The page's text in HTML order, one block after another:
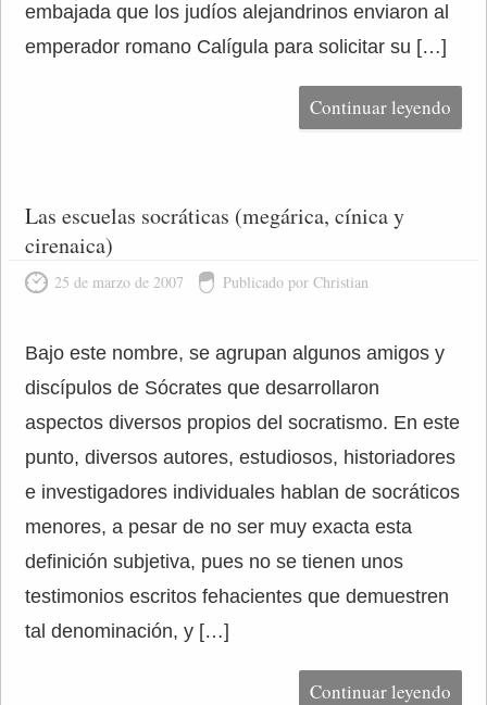
embajada que los judíos alejandrinos enviaron al
emperador romano Calígula para solicitar su […]
Continuar leyendo
Las escuelas socráticas (megárica, cínica y
cirenaica)
25 de marzo de 2007 Publicado por Christian
Bajo este nombre, se agrupan algunos amigos y
discípulos de Sócrates que desarrollaron
aspectos diversos propios del socratismo. En este
punto, diversos autores, estudiosos, historiadores
e investigadores individuales hablan de socráticos
menores, a pesar de no ser muy exacta esta
definición subjetiva, pues no se tienen unos
testimonios escritos fehacientes que demuestren
tal denominación, y […]
Continuar leyendo